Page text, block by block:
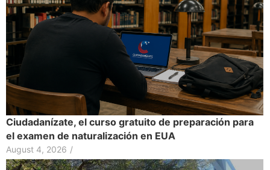
Ciudadanízate, el curso gratuito de preparación para
el examen de naturalización en EUA
August 4, 2026 /